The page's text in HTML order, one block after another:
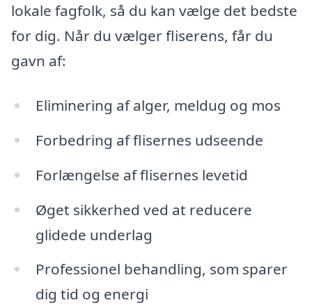
lokale fagfolk, så du kan vælge det bedste
for dig. Når du vælger fliserens, får du
gavn af:
Eliminering af alger, meldug og mos
Forbedring af flisernes udseende
Forlængelse af flisernes levetid
Øget sikkerhed ved at reducere
glidede underlag
Professionel behandling, som sparer
dig tid og energi